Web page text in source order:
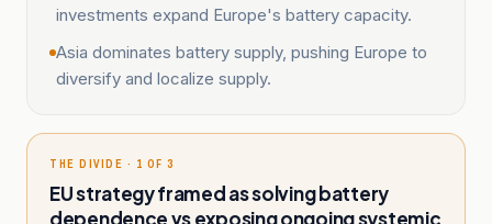
investments expand Europe's battery capacity.
Asia dominates battery supply, pushing Europe to
diversify and localize supply.
THE DIVIDE · 1 OF 3
EU strategy framed as solving battery
dependence vs exposing ongoing systemic